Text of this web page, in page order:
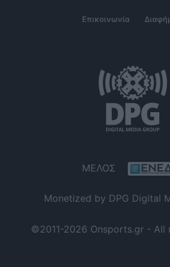
Επικοινωνία
ΜΕΛΟΣ
Monetized by DPG Digital
©2011-2026 Onsports.gr - All